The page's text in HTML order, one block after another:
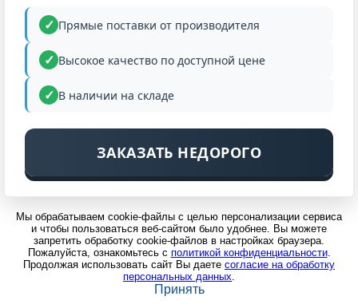
Прямые поставки от производителя
Высокое качество по доступной цене
В наличии на складе
ЗАКАЗАТЬ НЕДОРОГО
Мы обрабатываем cookie-файлы с целью персонализации сервиса
и чтобы пользоваться веб-сайтом было удобнее. Вы можете
запретить обработку cookie-файлов в настройках браузера.
Пожалуйста, ознакомьтесь с политикой конфиденциальности.
Продолжая использовать сайт Вы даете согласие на обработку
персональных данных.
Принять